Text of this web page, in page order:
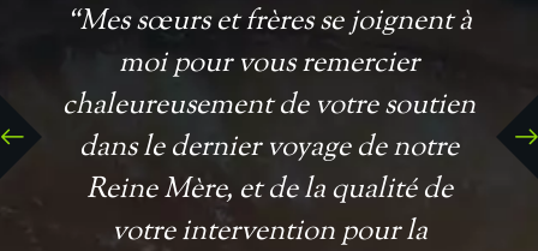
“Mes sœurs et frères se joignent à
moi pour vous remercier
chaleureusement de votre soutien
dans le dernier voyage de notre
Reine Mère, et de la qualité de
votre intervention pour la